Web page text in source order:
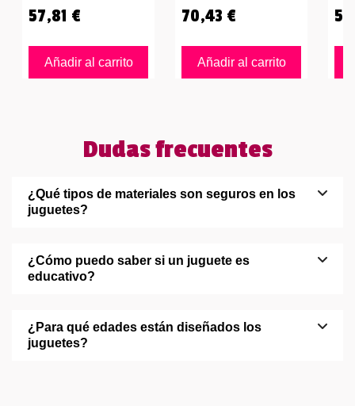
57,81 €
Añadir al carrito
70,43 €
Añadir al carrito
Dudas frecuentes
¿Qué tipos de materiales son seguros en los
juguetes?
¿Cómo puedo saber si un juguete es
educativo?
¿Para qué edades están diseñados los
juguetes?